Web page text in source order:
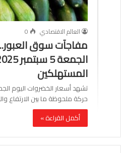
العالم الاقتصادي
0
مفاجآت سوق
المستهلكين
حركة ملحوظة ما بين الارتفاع
أكمل القراءة »